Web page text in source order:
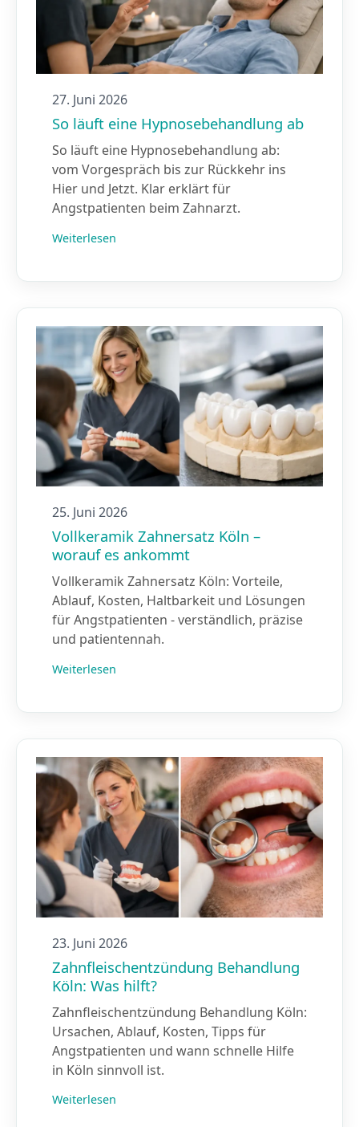
27. Juni 2026
So läuft eine Hypnosebehandlung ab
So läuft eine Hypnosebehandlung ab:
vom Vorgespräch bis zur Rückkehr ins
Hier und Jetzt. Klar erklärt für
Angstpatienten beim Zahnarzt.
Weiterlesen
25. Juni 2026
Vollkeramik Zahnersatz Köln –
worauf es ankommt
Vollkeramik Zahnersatz Köln: Vorteile,
Ablauf, Kosten, Haltbarkeit und Lösungen
für Angstpatienten - verständlich, präzise
und patientennah.
Weiterlesen
23. Juni 2026
Zahnfleischentzündung Behandlung
Köln: Was hilft?
Zahnfleischentzündung Behandlung Köln:
Ursachen, Ablauf, Kosten, Tipps für
Angstpatienten und wann schnelle Hilfe
in Köln sinnvoll ist.
Weiterlesen